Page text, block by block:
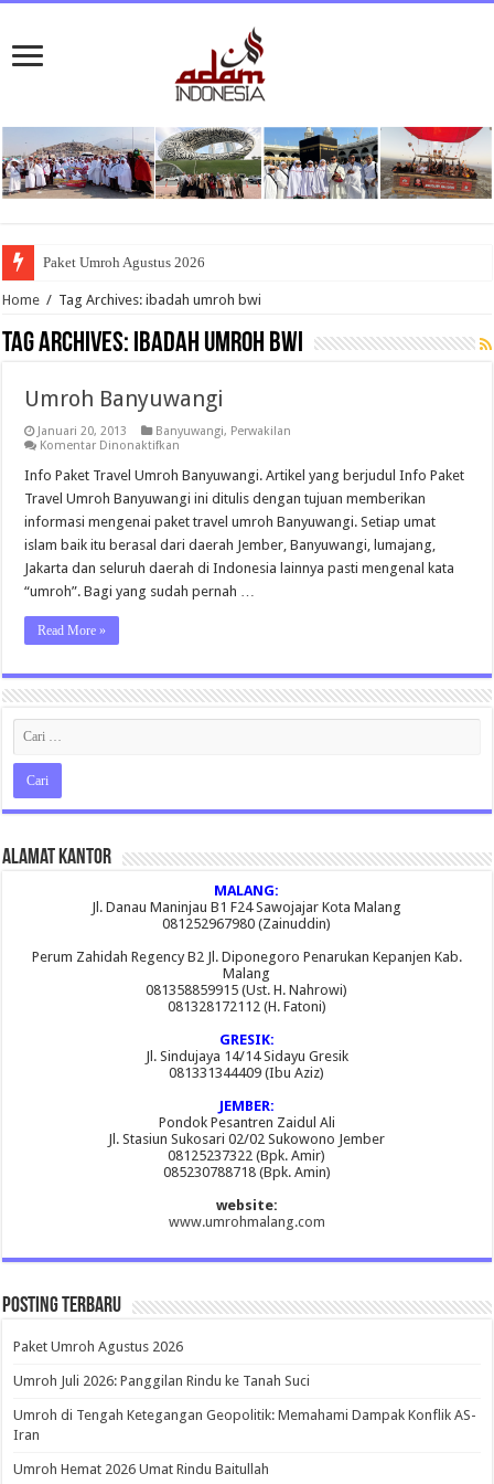
Paket Umroh Agustus 2026
Home / Tag Archives: ibadah umroh bwi
Tag Archives: ibadah umroh bwi
Umroh Banyuwangi
Januari 20, 2013 Banyuwangi, Perwakilan
Komentar Dinonaktifkan
Banyuwangi
Info Paket Travel Umroh Banyuwangi. Artikel yang berjudul Info Paket
Travel Umroh Banyuwangi ini ditulis dengan tujuan memberikan
informasi mengenai paket travel umroh Banyuwangi. Setiap umat
islam baik itu berasal dari daerah Jember, Banyuwangi, lumajang,
Jakarta dan seluruh daerah di Indonesia lainnya pasti mengenal kata
“umroh”. Bagi yang sudah pernah …
Read More »
Alamat Kantor
MALANG:
Jl. Danau Maninjau B1 F24 Sawojajar Kota Malang
081252967980 (Zainuddin)
Perum Zahidah Regency B2 Jl. Diponegoro Penarukan Kepanjen Kab.
Malang
081358859915 (Ust. H. Nahrowi)
081328172112 (H. Fatoni)
GRESIK:
Jl. Sindujaya 14/14 Sidayu Gresik
081331344409 (Ibu Aziz)
JEMBER:
Pondok Pesantren Zaidul Ali
Jl. Stasiun Sukosari 02/02 Sukowono Jember
08125237322 (Bpk. Amir)
085230788718 (Bpk. Amin)
website:
www.umrohmalang.com
Posting Terbaru
Paket Umroh Agustus 2026
Umroh Juli 2026: Panggilan Rindu ke Tanah Suci
Umroh di Tengah Ketegangan Geopolitik: Memahami Dampak Konflik AS-
Iran
Umroh Hemat 2026 Umat Rindu Baitullah